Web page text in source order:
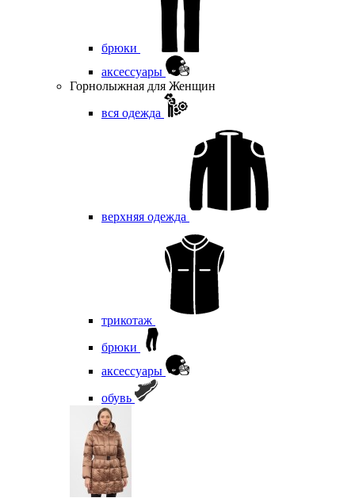
брюки
аксессуары
Горнолыжная для Женщин
вся одежда
верхняя одежда
трикотаж
брюки
аксессуары
обувь